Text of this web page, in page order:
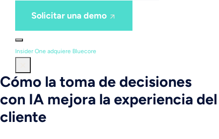
Solicitar una demo
Insider One adquiere Bluecore
Cómo la toma de decisiones
con IA mejora la experiencia del
cliente